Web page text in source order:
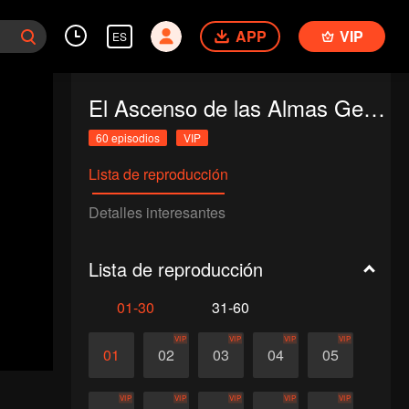
ES APP VIP
El Ascenso de las Almas Gemelas
60 episodios VIP
Lista de reproducción
Detalles interesantes
Lista de reproducción
01-30 31-60
01 02
VIP
03
VIP
04
VIP
05
VIP
VIP VIP VIP VIP VIP